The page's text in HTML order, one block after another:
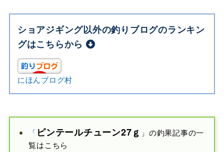
ショアジギング以外の釣りブログのランキン
グはこちらから
にほんブログ村
「 ピンテールチューン27ｇ 」の釣果記事の一
覧はこちら